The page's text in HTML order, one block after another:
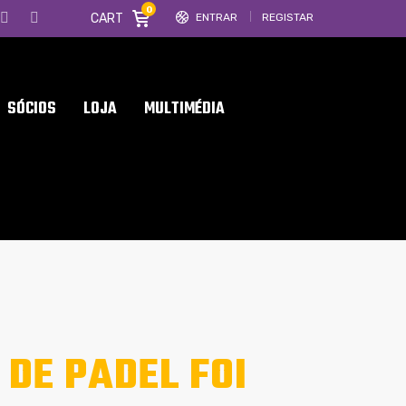
ENTRAR REGISTAR
CART
0
SÓCIOS LOJA MULTIMÉDIA
PADEL FOI